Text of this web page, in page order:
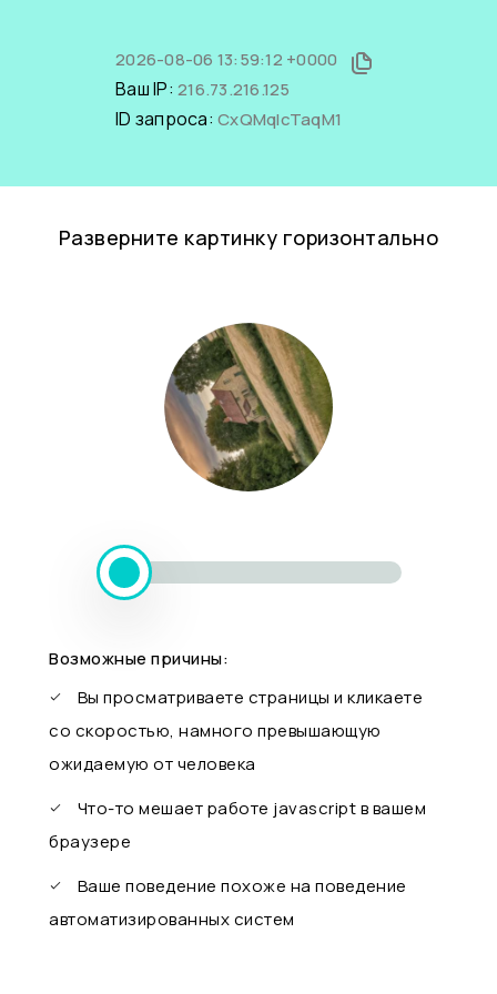
2026-08-06 13:59:12 +0000
Ваш IP: 216.73.216.125
ID запроса: CxQMqlcTaqM1
Разверните картинку горизонтально
Возможные причины:
Вы просматриваете страницы и кликаете
со скоростью, намного превышающую
ожидаемую от человека
Что-то мешает работе javascript в вашем
браузере
Ваше поведение похоже на поведение
автоматизированных систем